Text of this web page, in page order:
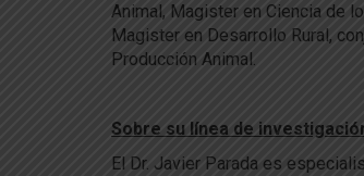
Animal, Magister en Ciencia de
Magister en Desarrollo Rural,
Producción Animal.
Sobre su línea de
El Dr. Javier Parada es